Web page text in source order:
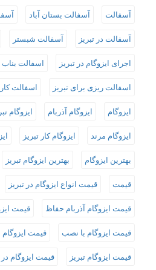
آسفالت آسفالت بستان آباد
آسفالت در تبریز آسفالت شبستر
اجرای ایزوگام در تبریز اسفالت بناب
اسفالت ریزی برای تبریز اسفالت کار
ایزوگام ایزوگام آذربام ایزوگام
ایزوگام مرند ایزوگام کار تبریز
بهترین ایزوگام بهترین ایزوگام تبریز
قیمت قیمت انواع ایزوگام در تبریز
قیمت ایزوگام آذربام حفاظ قیمت
قیمت ایزوگام با نصب قیمت ایزوگام
قیمت ایزوگام تبریز قیمت ایزوگام در